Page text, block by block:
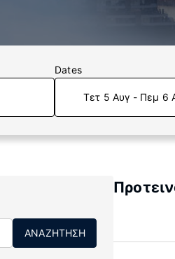
Dates
Τετ 5 Αυγ - Πεμ 6
ΑΝΑΖΉΤΗΣΗ